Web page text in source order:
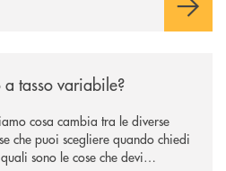
a tasso variabile?
cosa cambia tra le diverse
che puoi scegliere quando chiedi
sono le cose che devi